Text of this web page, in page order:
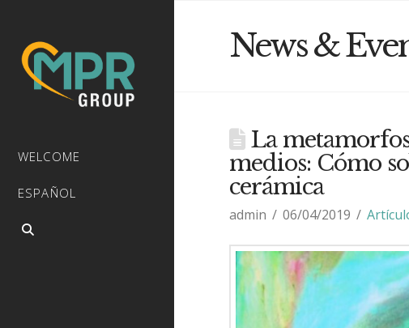
WELCOME
ESPAÑOL
News &
La
medios: Cómo
cerámica
admin 06/04/2019